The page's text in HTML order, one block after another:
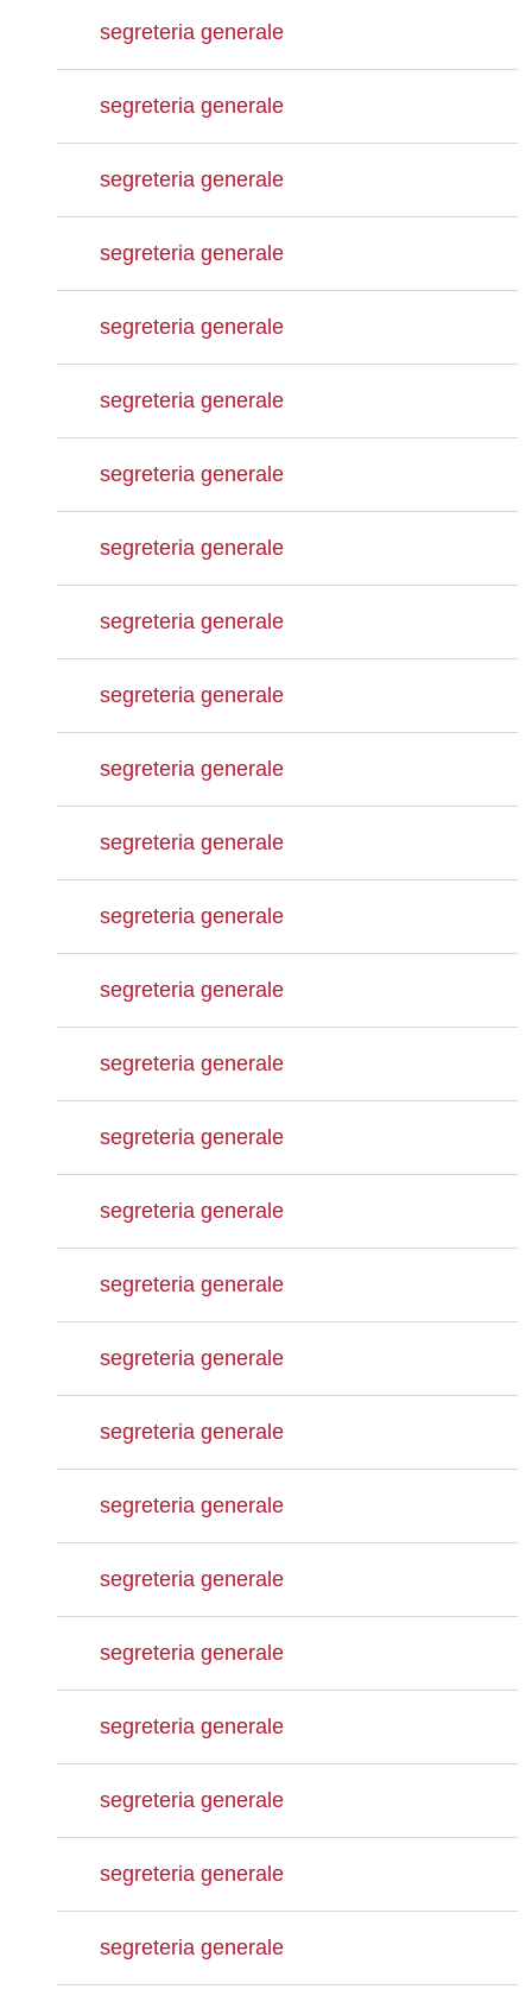
segreteria generale
segreteria generale
segreteria generale
segreteria generale
segreteria generale
segreteria generale
segreteria generale
segreteria generale
segreteria generale
segreteria generale
segreteria generale
segreteria generale
segreteria generale
segreteria generale
segreteria generale
segreteria generale
segreteria generale
segreteria generale
segreteria generale
segreteria generale
segreteria generale
segreteria generale
segreteria generale
segreteria generale
segreteria generale
segreteria generale
segreteria generale